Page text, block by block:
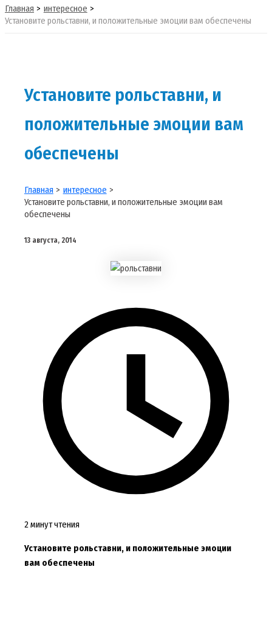
Главная
интересное
Установите рольставни, и положительные эмоции вам обеспечены
Установите рольставни, и
положительные эмоции вам
обеспечены
Главная
интересное
Установите рольставни, и положительные эмоции вам
обеспечены
13 августа, 2014
2 минут чтения
Установите рольставни, и положительные эмоции
вам обеспечены